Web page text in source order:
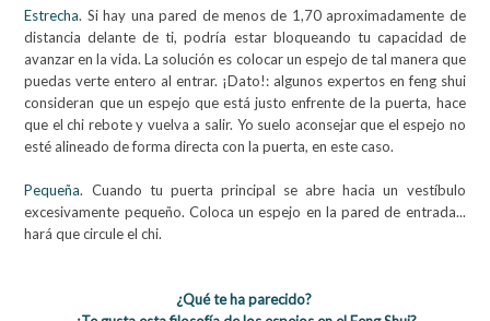
Estrecha. Si hay una pared de menos de 1,70 aproximadamente de
distancia delante de ti, podría estar bloqueando tu capacidad de
avanzar en la vida. La solución es colocar un espejo de tal manera que
puedas verte entero al entrar. ¡Dato!: algunos expertos en feng shui
consideran que un espejo que está justo enfrente de la puerta, hace
que el chi rebote y vuelva a salir. Yo suelo aconsejar que el espejo no
esté alineado de forma directa con la puerta, en este caso.
Pequeña. Cuando tu puerta principal se abre hacia un vestíbulo
excesivamente pequeño. Coloca un espejo en la pared de entrada...
hará que circule el chi.
¿Qué te ha parecido?